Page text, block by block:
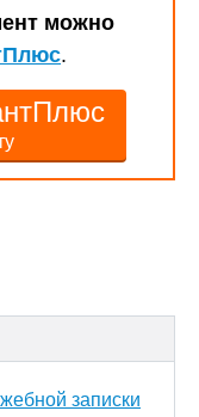
можно
.
записки